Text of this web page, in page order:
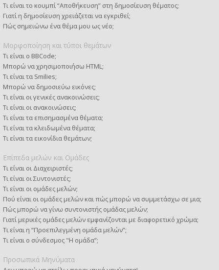
Τι είναι το κουμπί “Αποθήκευση” στη δημοσίευση θέματος;
Γιατί η δημοσίευση χρειάζεται να εγκριθεί;
Πώς σημειώνω ένα θέμα μου ως νέο;
Μορφοποίηση και τύποι θεμάτων
Τι είναι ο BBCode;
Μπορώ να χρησιμοποιήσω HTML;
Τι είναι τα Smilies;
Μπορώ να δημοσιεύω εικόνες;
Τι είναι οι γενικές ανακοινώσεις;
Τι είναι οι ανακοινώσεις;
Τι είναι τα επισημασμένα θέματα;
Τι είναι τα κλειδωμένα θέματα;
Τι είναι τα εικονίδια θεμάτων;
Επίπεδα μελών και Ομάδες
Τι είναι οι Διαχειριστές;
Τι είναι οι Συντονιστές;
Τι είναι οι ομάδες μελών;
Πού είναι οι ομάδες μελών και πώς μπορώ να συμμετάσχω σε μια;
Πώς μπορώ να γίνω συντονιστής ομάδας μελών;
Γιατί μερικές ομάδες μελών εμφανίζονται με διαφορετικό χρώμα;
Τι είναι η “Προεπιλεγμένη ομάδα μελών”;
Τι είναι ο σύνδεσμος "Η ομάδα”;
Προσωπικά Μηνύματα